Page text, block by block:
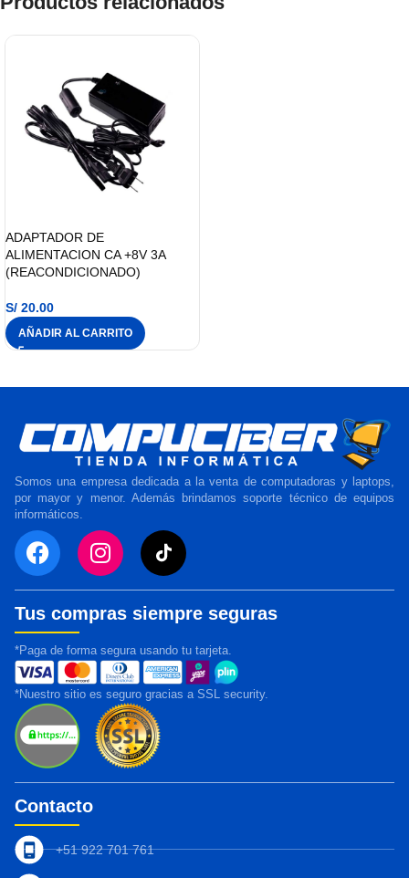
ADAPTADOR DE
ALIMENTACION CA +8V 3A
(REACONDICIONADO)
S/ 20.00
AÑADIR AL CARRITO
Somos una empresa dedicada a la venta de computadoras y laptops,
por mayor y menor. Además brindamos soporte técnico de equipos
informáticos.
Tus compras siempre seguras
*Paga de forma segura usando tu tarjeta.
*Nuestro sitio es seguro gracias a SSL security.
Contacto
+51 922 701 761